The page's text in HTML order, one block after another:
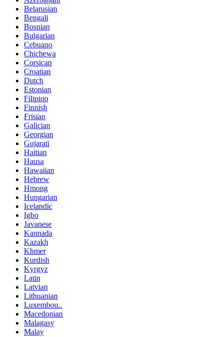
Belarusian
Bengali
Bosnian
Bulgarian
Cebuano
Chichewa
Corsican
Croatian
Dutch
Estonian
Filipino
Finnish
Frisian
Galician
Georgian
Gujarati
Haitian
Hausa
Hawaiian
Hebrew
Hmong
Hungarian
Icelandic
Igbo
Javanese
Kannada
Kazakh
Khmer
Kurdish
Kyrgyz
Latin
Latvian
Lithuanian
Luxembou..
Macedonian
Malagasy
Malay